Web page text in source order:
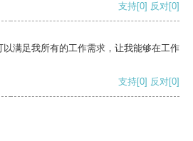
支持[0] 反对[0]
满足我所有的工作需求，让我能够在工作
支持[0] 反对[0]